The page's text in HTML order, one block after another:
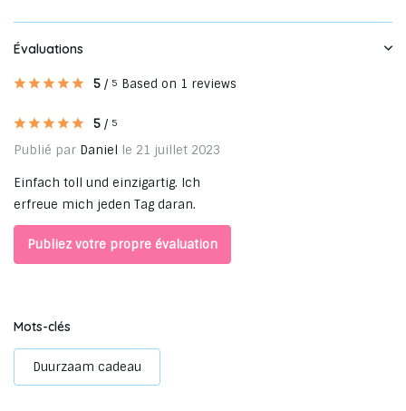
Évaluations
5 / 5 Based on 1 reviews
5 / 5
Publié par Daniel le 21 juillet 2023
Einfach toll und einzigartig. Ich
erfreue mich jeden Tag daran.
Publiez votre propre évaluation
Mots-clés
Duurzaam cadeau